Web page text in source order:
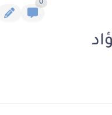
0